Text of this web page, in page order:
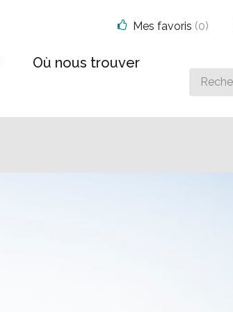
Où nous trouver
Search
for
Mes favoris (0)